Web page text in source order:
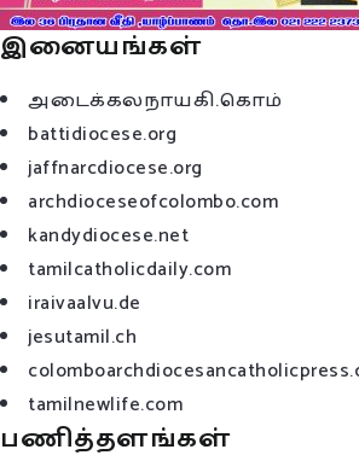
இனையங்கள்
அடைக்கலநாயகி.கொம்
battidiocese.org
jaffnarcdiocese.org
archdioceseofcolombo.com
kandydiocese.net
tamilcatholicdaily.com
iraivaalvu.de
jesutamil.ch
tamilnewlife.com
பணித்தளங்கள்